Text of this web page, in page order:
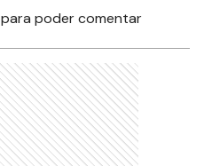
para poder comentar